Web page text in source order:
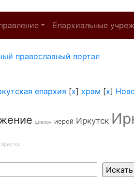
Епархиальные
православный портал
епархия [x] храм [x]
диакон иерей Иркутск
Христос